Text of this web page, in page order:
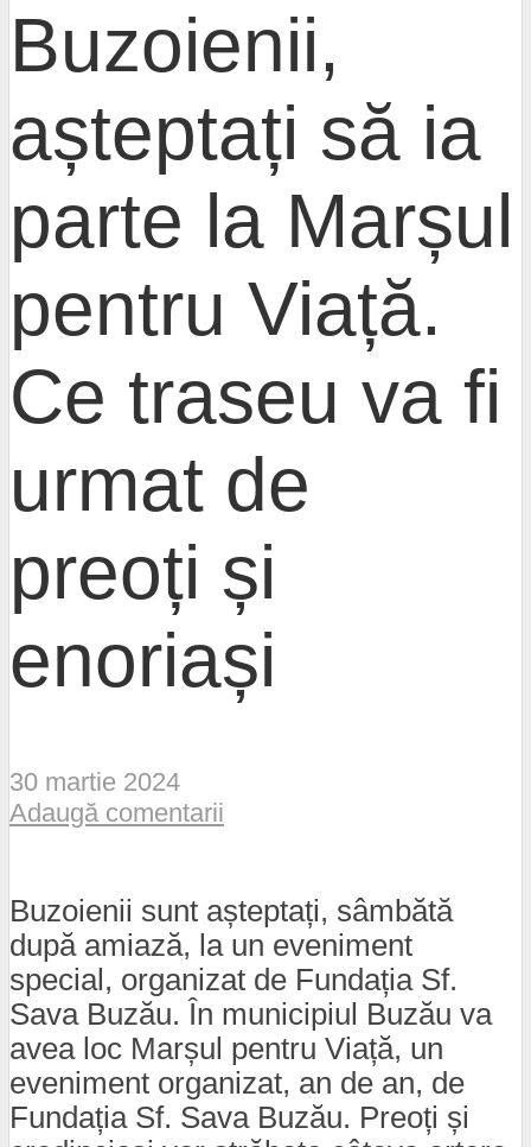
Buzoienii,
așteptați să ia
parte la Marșul
pentru Viață.
Ce traseu va fi
urmat de
preoți și
enoriași
30 martie 2024
Adaugă comentarii
Buzoienii sunt așteptați, sâmbătă
după amiază, la un eveniment
special, organizat de Fundația Sf.
Sava Buzău. În municipiul Buzău va
avea loc Marșul pentru Viață, un
eveniment organizat, an de an, de
Fundația Sf. Sava Buzău. Preoți și